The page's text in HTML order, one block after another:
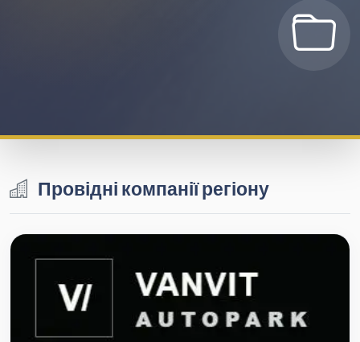
Провідні компанії регіону